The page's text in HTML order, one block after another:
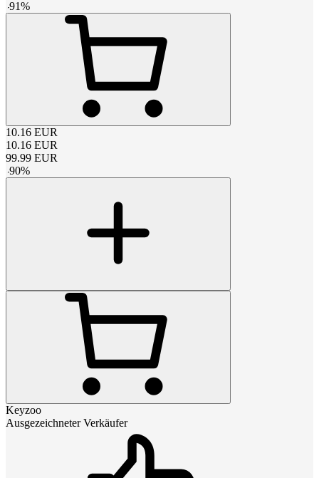
-91%
10.16 EUR
10.16 EUR
99.99 EUR
-90%
Keyzoo
Ausgezeichneter Verkäufer